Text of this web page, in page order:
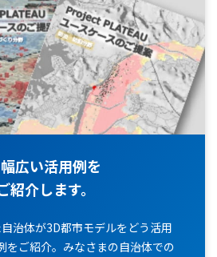
広い活用例を
介します。
治体が3D都市モデルをどう活用
をご紹介。みなさまの自治体での